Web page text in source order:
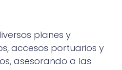
planes y
accesos portuarios y
asesorando a las